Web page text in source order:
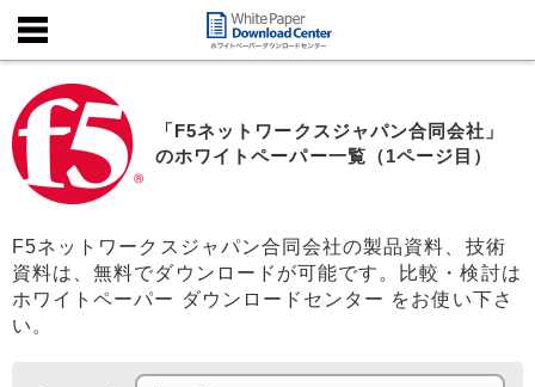
「F5ネットワークスジャパン合同会社」
のホワイトペーパー一覧（1ページ目）
F5ネットワークスジャパン合同会社の製品資料、技術
資料は、無料でダウンロードが可能です。比較・検討は
ホワイトペーパー ダウンロードセンター をお使い下さ
い。